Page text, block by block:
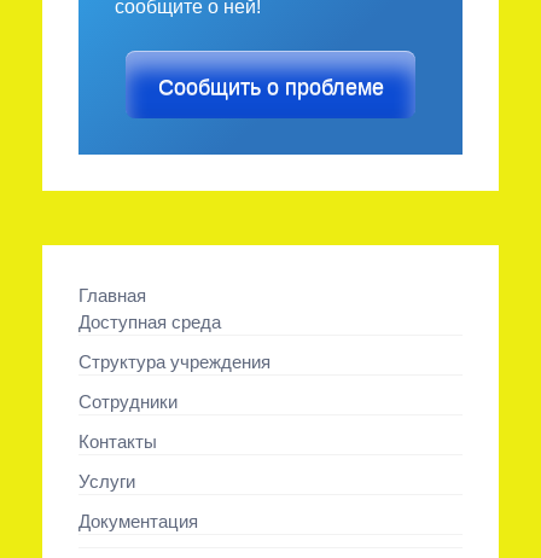
сообщите о ней!
Сообщить о проблеме
Главная
Доступная среда
Структура учреждения
Сотрудники
Контакты
Услуги
Документация